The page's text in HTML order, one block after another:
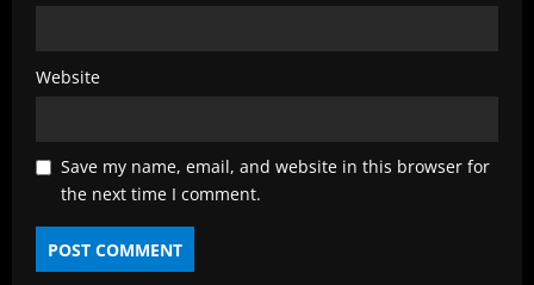
Website
Save my name, email, and website in this browser for
the next time I comment.